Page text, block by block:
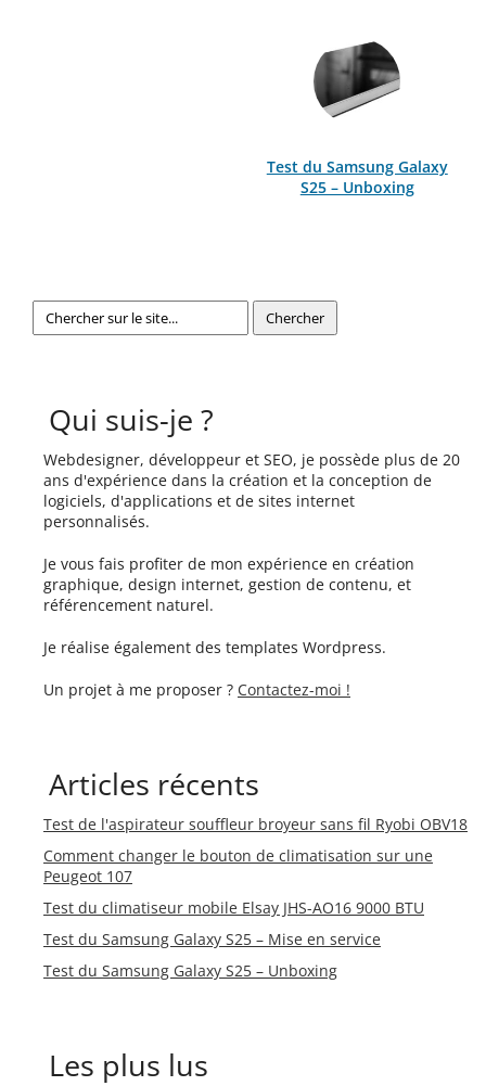
Test du Samsung Galaxy
S25 – Unboxing
Qui suis-je ?
Webdesigner, développeur et SEO, je possède plus de 20
ans d'expérience dans la création et la conception de
logiciels, d'applications et de sites internet
personnalisés.
Je vous fais profiter de mon expérience en création
graphique, design internet, gestion de contenu, et
référencement naturel.
Je réalise également des templates Wordpress.
Un projet à me proposer ? Contactez-moi !
Articles récents
Test de l'aspirateur souffleur broyeur sans fil Ryobi OBV18
Comment changer le bouton de climatisation sur une
Peugeot 107
Test du climatiseur mobile Elsay JHS-AO16 9000 BTU
Test du Samsung Galaxy S25 – Mise en service
Test du Samsung Galaxy S25 – Unboxing
Les plus lus